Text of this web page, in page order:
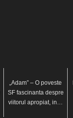
„Adam” – O poveste
SF fascinanta despre
viitorul apropiat, in…